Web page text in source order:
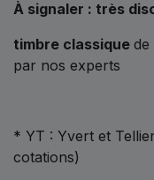
À signaler : très
timbre classique de
par nos experts
* YT : Yvert et
cotations)